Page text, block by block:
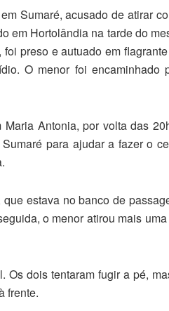
Sumaré, acusado de atirar
em Hortolândia na tarde do
preso e autuado em
O menor foi encaminhado
Antonia, por volta das
para ajudar a fazer o
estava no banco de
o menor atirou mais
Os dois tentaram fugir a pé,
frente.